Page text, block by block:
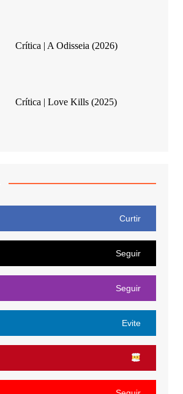
Crítica | A Odisseia (2026)
Crítica | Love Kills (2025)
Curtir
Seguir
Seguir
Evite